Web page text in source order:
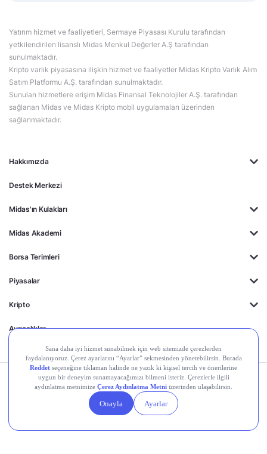
Hakkımızda
Destek Merkezi
Midas'ın Kulakları
Midas Akademi
Borsa Terimleri
Piyasalar
Kripto
Ayrıcalıklar
Yatırım hizmet ve faaliyetleri, Sermaye Piyasası Kurulu tarafından
yetkilendirilen lisanslı Midas Menkul Değerler A.Ş tarafından
sunulmaktadır.
Kripto varlık piyasasına ilişkin hizmet ve faaliyetler Midas Kripto Varlık Alım
Satım Platformu A.Ş. tarafından sunulmaktadır.
Sunulan hizmetlere erişim Midas Finansal Teknolojiler A.Ş. tarafından
sağlanan Midas ve Midas Kripto mobil uygulamaları üzerinden
sağlanmaktadır.
© 2026 Midas Finansal Teknolojiler A.Ş. Tüm hakları saklıdır.
Kişisel Verilerin
Gizlilik
Politikası
Yasal
Duyurular
Çerez